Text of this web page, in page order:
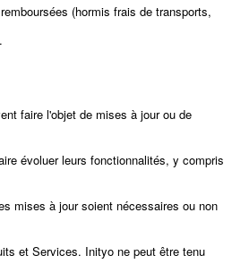
(hormis frais de transports,
faire l'objet de mises à jour ou de
évoluer leurs fonctionnalités, y compris
mises à jour soient nécessaires ou non
et Services. Inityo ne peut être tenu